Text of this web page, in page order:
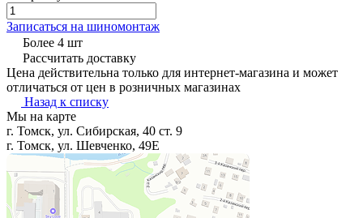
Записаться на шиномонтаж
Более 4 шт
Рассчитать доставку
Цена действительна только для интернет-магазина и может
отличаться от цен в розничных магазинах
Назад к списку
Мы на карте
г. Томск, ул. Сибирская, 40 ст. 9
г. Томск, ул. Шевченко, 49Е